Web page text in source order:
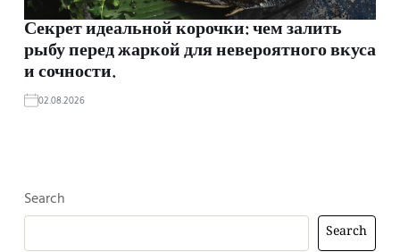
Секрет идеальной корочки: чем залить
рыбу перед жаркой для невероятного вкуса
и сочности.
02.08.2026
Search
Search